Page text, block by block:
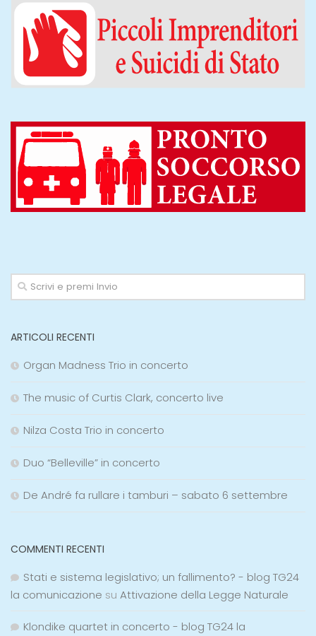
ARTICOLI RECENTI
Organ Madness Trio in concerto
The music of Curtis Clark, concerto live
Nilza Costa Trio in concerto
Duo “Belleville” in concerto
De André fa rullare i tamburi – sabato 6 settembre
COMMENTI RECENTI
Stati e sistema legislativo; un fallimento? - blog TG24
la comunicazione su Attivazione della Legge Naturale
Klondike quartet in concerto - blog TG24 la